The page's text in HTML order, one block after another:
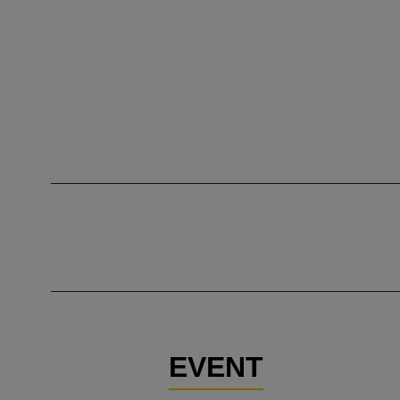
EVENT